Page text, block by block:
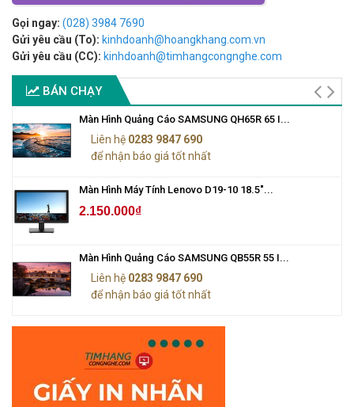
Gọi ngay: (028) 3984 7690
Gửi yêu cầu (To): kinhdoanh@hoangkhang.com.vn
Gửi yêu cầu (CC): kinhdoanh@timhangcongnghe.com
BÁN CHẠY
Màn Hình Quảng Cáo SAMSUNG QH65R 65 I...
Liên hệ 0283 9847 690
để nhận báo giá tốt nhất
Màn Hình Máy Tính Lenovo D19-10 18.5"...
2.150.000₫
Màn Hình Quảng Cáo SAMSUNG QB55R 55 I...
Liên hệ 0283 9847 690
để nhận báo giá tốt nhất